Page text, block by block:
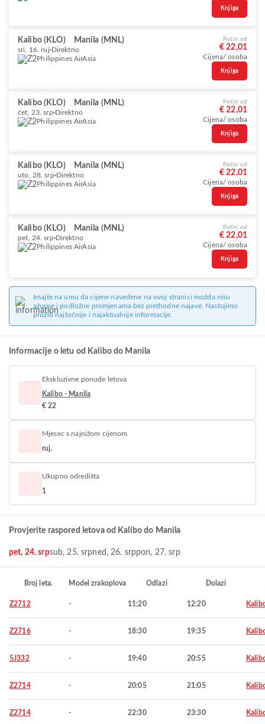
Knjiga
Kalibo (KLO) Manila (MNL)
sri, 16. ruj Direktno
Philippines AirAsia
Počni od
€ 22,01
Cijena/ osoba
Knjiga
Kalibo (KLO) Manila (MNL)
čet, 23. srp Direktno
Philippines AirAsia
Počni od
€ 22,01
Cijena/ osoba
Knjiga
Kalibo (KLO) Manila (MNL)
uto, 28. srp Direktno
Philippines AirAsia
Počni od
€ 22,01
Cijena/ osoba
Knjiga
Kalibo (KLO) Manila (MNL)
pet, 24. srp Direktno
Philippines AirAsia
Počni od
€ 22,01
Cijena/ osoba
Knjiga
Imajte na umu da cijene navedene na ovoj stranici možda nisu
ažurne i podložne promjenama bez prethodne najave. Nastojimo
pružiti najtočnije i najaktualnije informacije.
Informacije o letu od Kalibo do Manila
Ekskluzivne ponude letova
Kalibo - Manila
€ 22
Mjesec s najnižom cijenom
ruj.
Ukupno odredišta
1
Provjerite raspored letova od Kalibo do Manila
pet, 24. srpsub, 25. srpned, 26. srppon, 27. srp
Broj leta. Model zrakoplova Odlazi Dolazi
Z2712 - 11:20 12:20
Z2716 - 18:30 19:35
5J332 - 19:40 20:55
Z2714 - 20:05 21:05
Z2714 - 22:30 23:30